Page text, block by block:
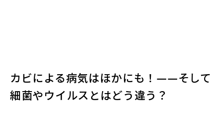
カビによる病気はほかにも！――そして
細菌やウイルスとはどう違う？